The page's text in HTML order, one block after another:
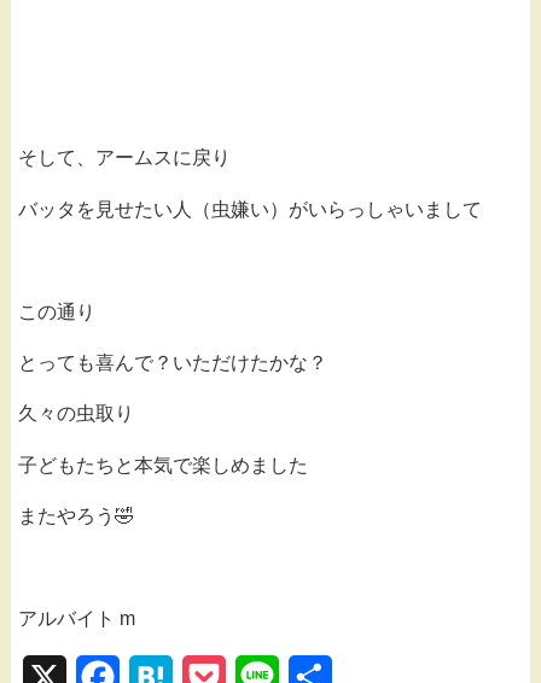
そして、アームスに戻り
バッタを見せたい人（虫嫌い）がいらっしゃいまして
この通り
とっても喜んで？いただけたかな？
久々の虫取り
子どもたちと本気で楽しめました
またやろう🤣
アルバイト m